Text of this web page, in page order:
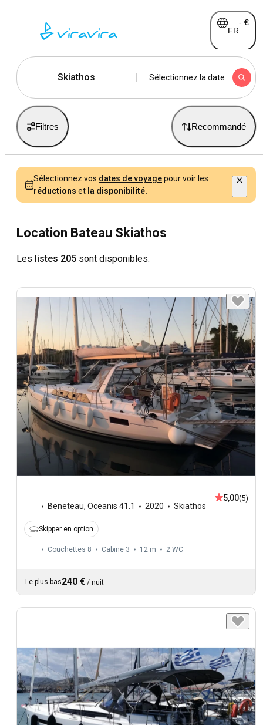
FR
- €
Skiathos Sélectionnez la date
Filtres Recommandé
Sélectionnez vos dates de voyagepour voir les
réductions et la disponibilité.
Location Bateau Skiathos
Les listes 205 sont disponibles.
Beneteau, Oceanis 41.1 2020 Skiathos
5,00(5)
Skipper en option
Couchettes 8 Cabine 3 12 m 2 WC
Le plus bas240 € / nuit